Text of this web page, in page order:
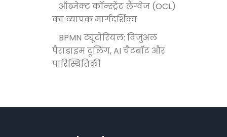
ऑब्जेक्ट कॉन्स्ट्रेंट लैंग्वेज (OCL)
का व्यापक मार्गदर्शिका
BPMN ट्यूटोरियल: विजुअल
पैराडाइम टूलिंग, AI चैटबॉट और
पारिस्थितिकी